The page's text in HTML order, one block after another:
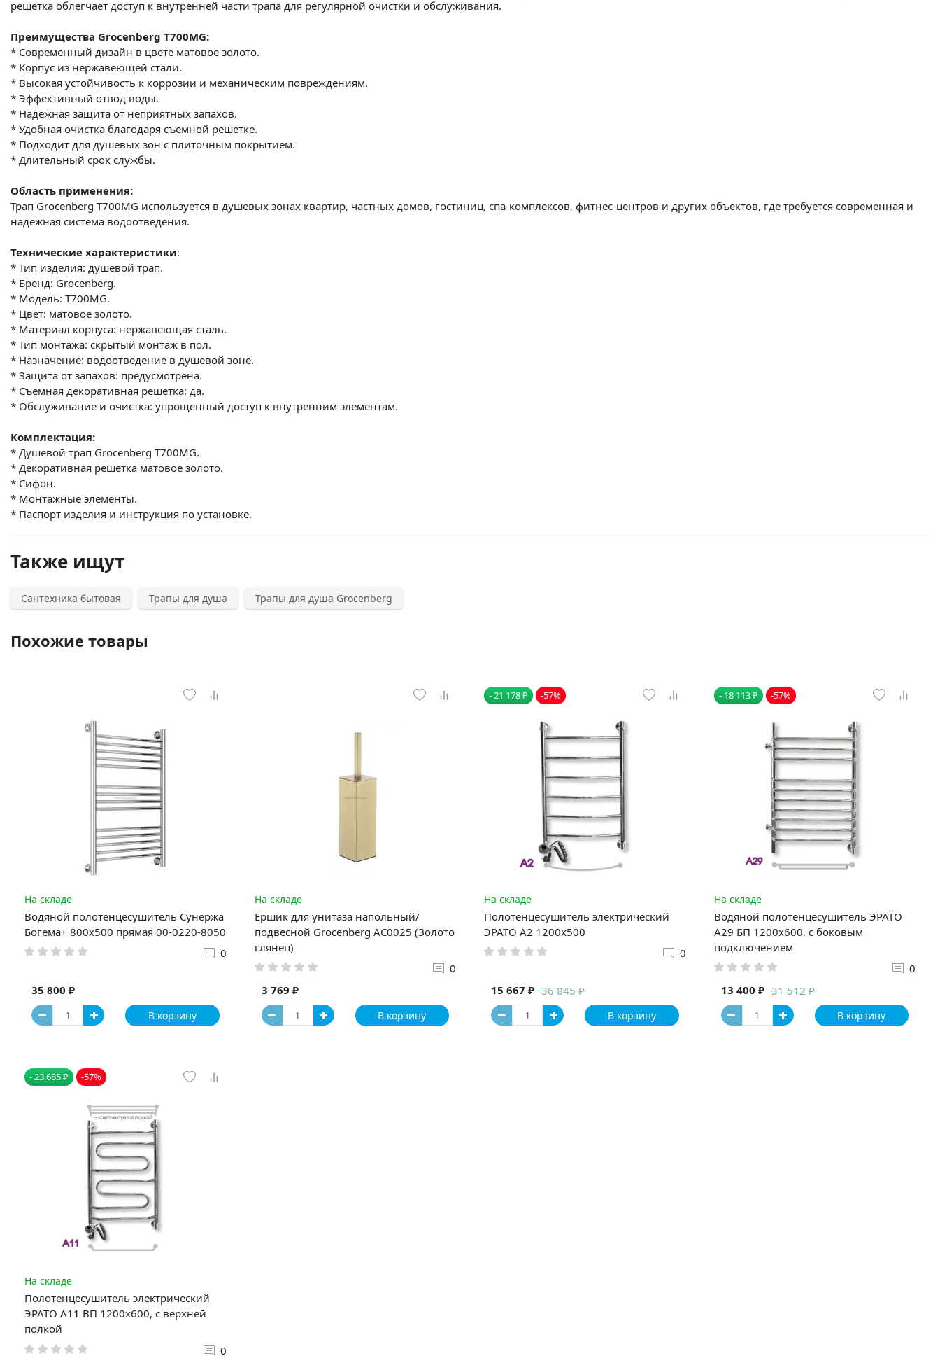
решетка облегчает доступ к внутренней части трапа для регулярной очистки и обслуживания.
Преимущества Grocenberg T700MG:
* Современный дизайн в цвете матовое золото.
* Корпус из нержавеющей стали.
* Высокая устойчивость к коррозии и механическим повреждениям.
* Эффективный отвод воды.
* Надежная защита от неприятных запахов.
* Удобная очистка благодаря съемной решетке.
* Подходит для душевых зон с плиточным покрытием.
* Длительный срок службы.
Область применения:
Трап Grocenberg T700MG используется в душевых зонах квартир, частных домов, гостиниц, спа-комплексов, фитнес-центров и других объектов, где требуется современная и
надежная система водоотведения.
Технические характеристики:
* Тип изделия: душевой трап.
* Бренд: Grocenberg.
* Модель: T700MG.
* Цвет: матовое золото.
* Материал корпуса: нержавеющая сталь.
* Тип монтажа: скрытый монтаж в пол.
* Назначение: водоотведение в душевой зоне.
* Защита от запахов: предусмотрена.
* Съемная декоративная решетка: да.
* Обслуживание и очистка: упрощенный доступ к внутренним элементам.
Комплектация:
* Душевой трап Grocenberg T700MG.
* Декоративная решетка матовое золото.
* Сифон.
* Монтажные элементы.
* Паспорт изделия и инструкция по установке.
Также ищут
Сантехника бытовая Трапы для душа Трапы для душа Grocenberg
Похожие товары
На складе
Водяной полотенцесушитель Сунержа
Богема+ 800x500 прямая 00-0220-8050
0
35 800 ₽
В корзину
На складе
Ёршик для унитаза напольный/
подвесной Grocenberg AC0025 (Золото
глянец)
0
3 769 ₽
В корзину
- 21 178 ₽ -57%
На складе
Полотенцесушитель электрический
ЭРАТО А2 1200x500
0
36 845 ₽
15 667 ₽
В корзину
- 18 113 ₽ -57%
На складе
Водяной полотенцесушитель ЭРАТО
А29 БП 1200x600, с боковым
подключением
0
31 512 ₽
13 400 ₽
В корзину
- 23 685 ₽ -57%
На складе
Полотенцесушитель электрический
ЭРАТО А11 ВП 1200x600, с верхней
полкой
0